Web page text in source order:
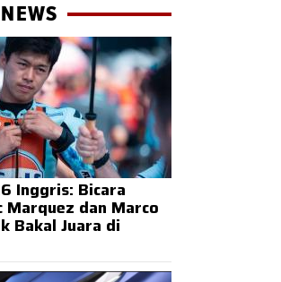
Inggris: Bicara
dan Marco
Bakal Juara di